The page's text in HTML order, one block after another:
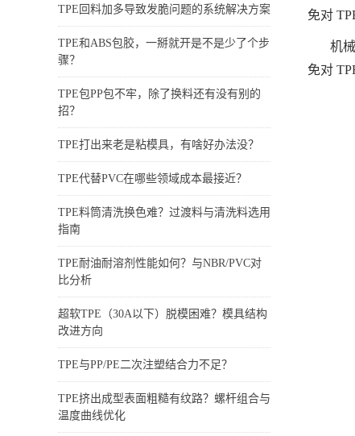
TPE回料加多导致发脆问题的系统解决方案
TPE和ABS包胶，一掰就开是不是少了个步
骤？
TPE包PP包不牢，除了换料还有没有别的
招？
TPE打出来老是粘模具，有啥好办法没？
TPE代替PVC在哪些领域成本最接近？
TPE料筒清洗换色难？过渡料与清洗料选用
指南
TPE耐油耐溶剂性能如何？与NBR/PVC对
比分析
超软TPE（30A以下）脱模困难？模具结构
改进方向
TPE与PP/PE二次注塑结合力不足？
TPE挤出成型表面粗糙有纹路？螺杆组合与
温度曲线优化
免对
机
免对